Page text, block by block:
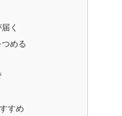
く
める
すめ